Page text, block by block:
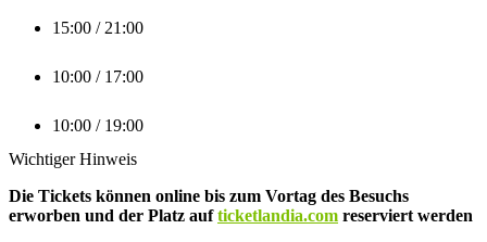
15:00 / 21:00
10:00 / 17:00
10:00 / 19:00
Wichtiger Hinweis
Die Tickets können online bis zum Vortag des Besuchs
erworben und der Platz aufticketlandia.com reserviert werden